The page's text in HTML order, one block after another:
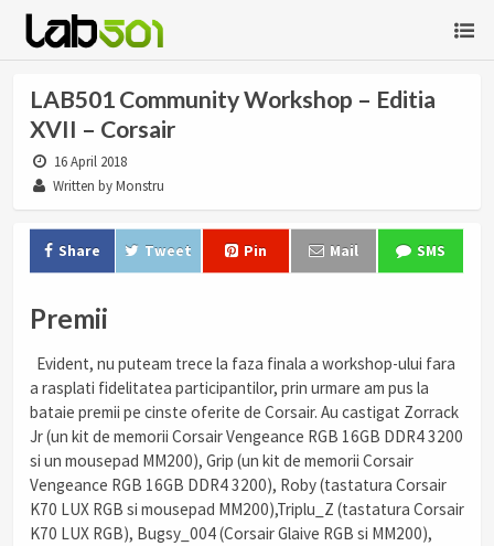
LAB501 Community Workshop – Editia
XVII – Corsair
16 April 2018
Written by Monstru
Share Tweet Pin Mail SMS
Premii
Evident, nu puteam trece la faza finala a workshop-ului fara
a rasplati fidelitatea participantilor, prin urmare am pus la
bataie premii pe cinste oferite de Corsair. Au castigat Zorrack
Jr (un kit de memorii Corsair Vengeance RGB 16GB DDR4 3200
si un mousepad MM200), Grip (un kit de memorii Corsair
Vengeance RGB 16GB DDR4 3200), Roby (tastatura Corsair
K70 LUX RGB si mousepad MM200),Triplu_Z (tastatura Corsair
K70 LUX RGB), Bugsy_004 (Corsair Glaive RGB si MM200),